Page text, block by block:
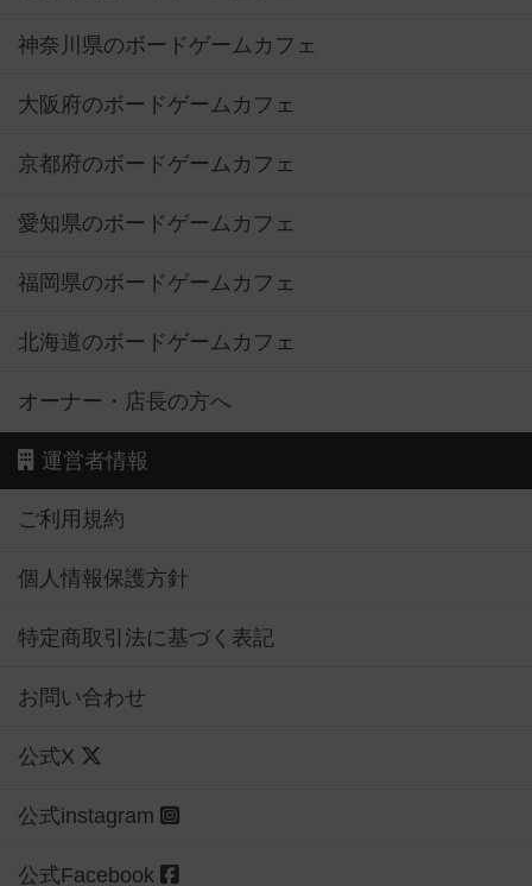
神奈川県のボードゲームカフェ
大阪府のボードゲームカフェ
京都府のボードゲームカフェ
愛知県のボードゲームカフェ
福岡県のボードゲームカフェ
北海道のボードゲームカフェ
オーナー・店長の方へ
運営者情報
ご利用規約
個人情報保護方針
特定商取引法に基づく表記
お問い合わせ
公式X
公式instagram
公式Facebook